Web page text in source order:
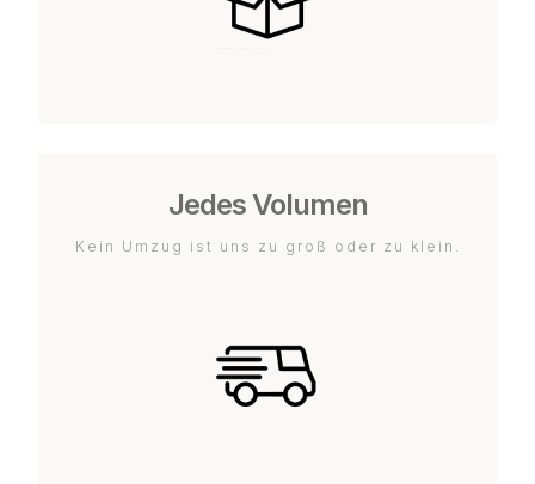
Jedes Volumen
Kein Umzug ist uns zu groß oder zu klein.